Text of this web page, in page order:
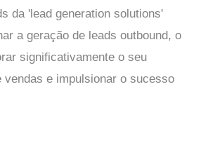
da 'lead generation solutions'
a geração de leads outbound, o
significativamente o seu
vendas e impulsionar o sucesso